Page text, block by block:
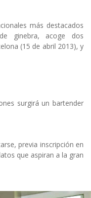
más destacados
ginebra, acoge dos
(15 de abril 2013), y
surgirá un bartender
previa inscripción en
que aspiran a la gran